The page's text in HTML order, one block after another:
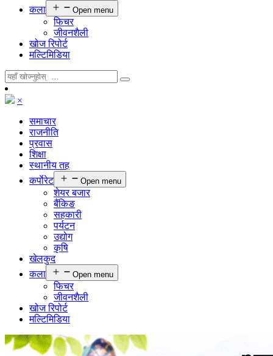
कला
Open menu
फिचर
जीवनशैली
खोज रिपोर्ट
मल्टिमिडिया
×
समाचार
राजनीति
प्रवास
शिक्षा
स्थानीय तह
कर्पाेरेट
Open menu
शेयर बजार
बैंकिङ
सहकारी
पर्यटन
उद्योग
कृषि
खेलकुद
कला
Open menu
फिचर
जीवनशैली
खोज रिपोर्ट
मल्टिमिडिया